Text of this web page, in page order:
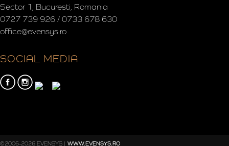
Sector 1, Bucuresti, Romania
0727 739 926 / 0733 678 630
office@evensys.ro
SOCIAL MEDIA
©2006-2026 EVENSYS | WWW.EVENSYS.RO